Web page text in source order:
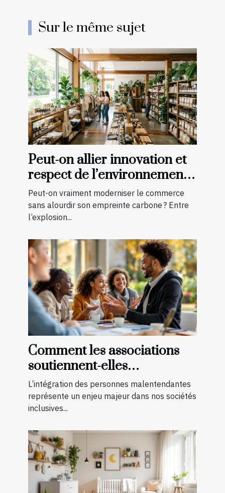
Sur le même sujet
Peut-on allier innovation et
respect de l’environnement
en boutique ?
Peut-on vraiment moderniser le commerce
sans alourdir son empreinte carbone ? Entre
l’explosion...
Comment les associations
soutiennent-elles
l'intégration des
malentendants ?
L’intégration des personnes malentendantes
représente un enjeu majeur dans nos sociétés
inclusives...